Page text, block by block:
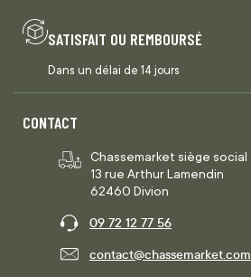
SATISFAIT OU REMBOURSÉ
Dans un délai de 14 jours
CONTACT
Chassemarket siège social
13 rue Arthur Lamendin
62460 Divion
09 72 12 77 56
contact@chassemarket.com